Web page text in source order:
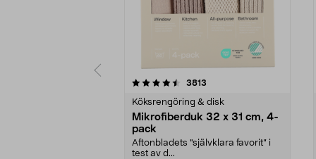
3813
Köksrengöring & disk
Mikrofiberduk 32 x 31 cm, 4-
pack
Aftonbladets "självklara favorit” i
test av d...
4.0av 5 stjärnor